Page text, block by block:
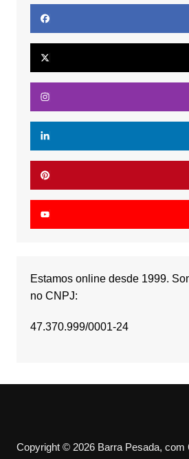
Estamos online desde 1999.
no CNPJ:
47.370.999/0001-24
Copyright © 2026 Barra Pesada, com